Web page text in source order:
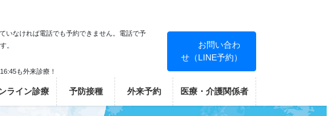
いなければ電話でも予約できません。電話で予
。
も外来診療！
お問い合わ
せ（LINE予約）
ライン診療 予防接種 外来予約 医療・介護関係者